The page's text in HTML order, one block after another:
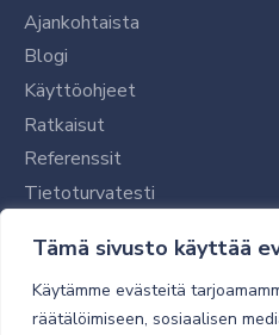
Tämä sivusto käyttää
Käytämme evästeitä
räätälöimiseen, sosiaalisen
Ajankohtaista
Blogi
Käyttöohjeet
Ratkaisut
Referenssit
Tietoturvatesti
Tilaajalle
Toimitustavat ja -kulut
Verkkokaupan yleiset ehdot